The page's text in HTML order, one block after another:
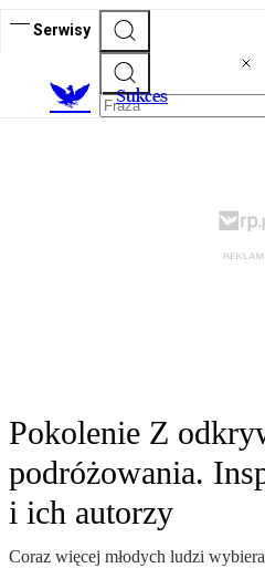
Serwisy
Sukces
Pokolenie Z
podróżowania.
i ich autorzy
Coraz więcej młodych ludzi